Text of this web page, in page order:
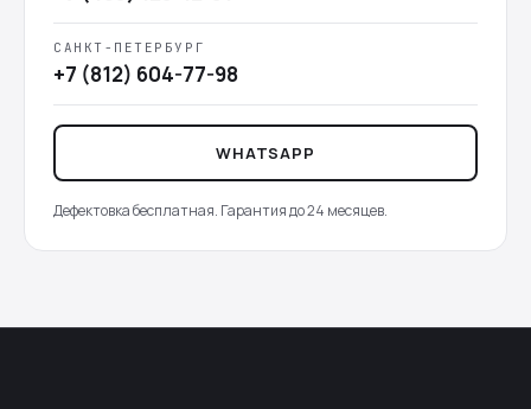
САНКТ-ПЕТЕРБУРГ
+7 (812) 604-77-98
WHATSAPP
Дефектовка бесплатная. Гарантия до 24 месяцев.